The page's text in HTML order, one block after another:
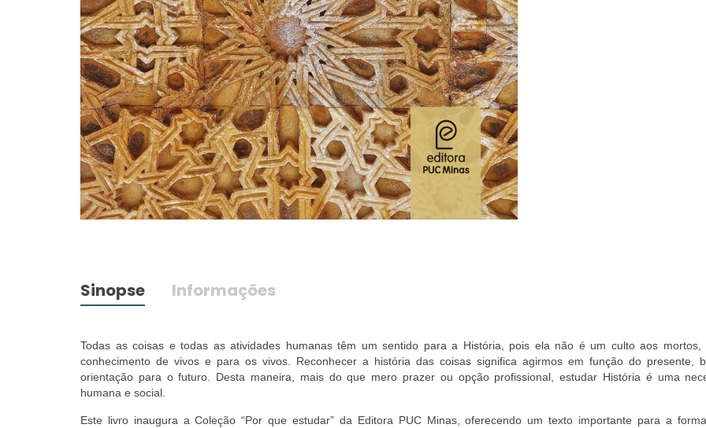
Sinopse Informações
Todas as coisas e todas as atividades humanas têm um sentido para a História, pois ela não é um culto aos mortos,
conhecimento de vivos e para os vivos. Reconhecer a história das coisas significa agirmos em função do presente,
orientação para o futuro. Desta maneira, mais do que mero prazer ou opção profissional, estudar História é uma
humana e social.
Este livro inaugura a Coleção “Por que estudar” da Editora PUC Minas, oferecendo um texto importante para a